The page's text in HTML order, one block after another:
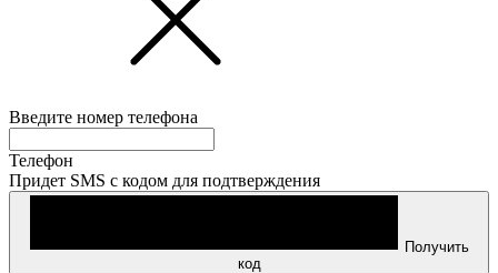
Введите номер телефона
Телефон
Придет SMS с кодом для подтверждения
Получить
код